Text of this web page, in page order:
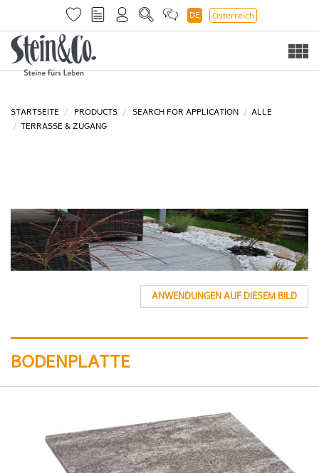
DE Österreich
STARTSEITE PRODUCTS SEARCH FOR APPLICATION
ALLE
TERRASSE & ZUGANG
ANWENDUNGEN AUF DIESEM BILD
BODENPLATTE